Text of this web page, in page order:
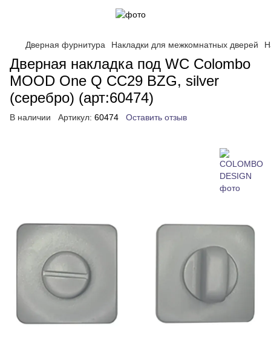
Дверная фурнитура Накладки для межкомнатных дверей
Дверная накладка под WC Colombo
MOOD One Q CC29 BZG, silver
(серебро) (арт:60474)
В наличии Артикул: 60474 Оставить отзыв